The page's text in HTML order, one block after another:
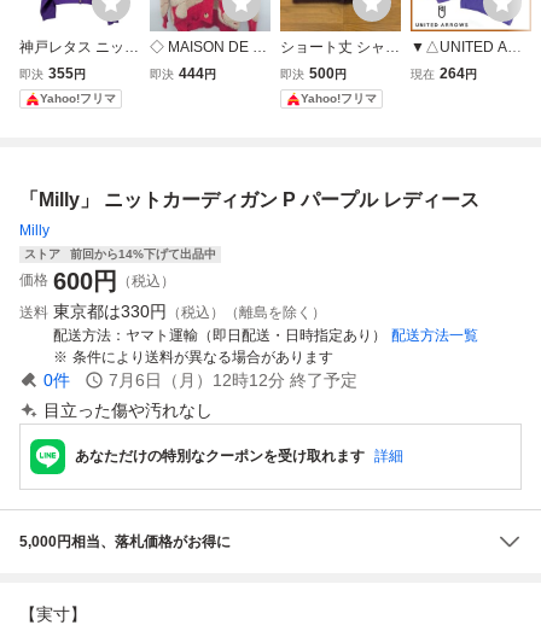
神戸レタス ニット
カーディガン パー
プル
即決 355円
Yahoo!フリマ
◇ MAISON DE T
HERESE メゾン
即決 444円
ショート丈 シャギ
ーニットカーディ
ガン パープル
即決 500円
Yahoo!フリマ
▼△UNITED ARR
OW★アンサンブ
プル
現在 264円
「Milly」 ニットカーディガン P パープル レディース
Milly
ストア 前回から14%下げて出品中
価格 600円
（税込）
送料 東京都は330円
（税込）（離島を除く）
配送方法
ヤマト運輸（即日配送・日時指定あり）
配送方法一覧
条件により送料が異なる場合があります
0件 7月6日（月）12時12分 終了予定
目立った傷や汚れなし
あなただけの特別なクーポンを受け取れます 詳細
5,000円相当、落札価格がお得に
【実寸】